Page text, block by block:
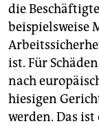
die
beispielsweise
ist. Für
nach
hiesigen
werden. Das